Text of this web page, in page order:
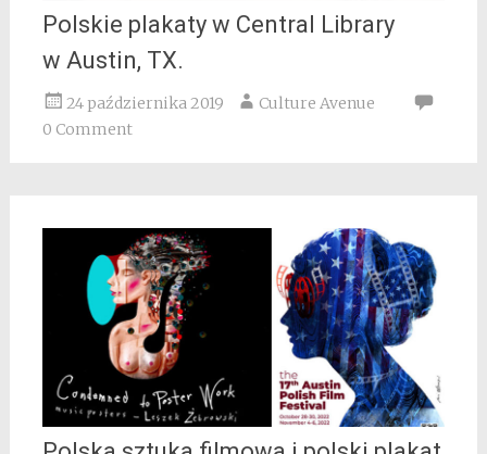
Polskie plakaty w Central Library
w Austin, TX.
24 października 2019
Culture Avenue
0 Comment